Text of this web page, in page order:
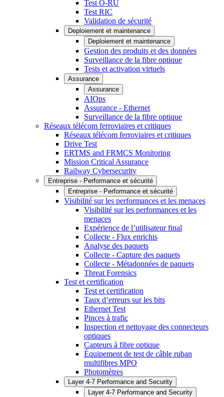
Test O-RU
Test RIC
Validation de sécurité
Deploiement et maintenance
Deploiement et maintenance
Gestion des produits et des données
Surveillance de la fibre optique
Tests et activation virtuels
Assurance
Assurance
AIOps
Assurance - Ethernet
Surveillance de la fibre optique
Réseaux télécom ferroviaires et critiques
Réseaux télécom ferroviaires et critiques
Drive Test
ERTMS and FRMCS Monitoring
Mission Critical Assurance
Railway Cybersecurity
Entreprise - Performance et sécurité
Entreprise - Performance et sécurité
Visibilité sur les performances et les menaces
Visibilité sur les performances et les
menaces
Expérience de l’utilisateur final
Collecte - Flux enrichis
Analyse des paquets
Collecte - Capture des paquets
Collecte - Métadonnées de paquets
Threat Forensics
Test et certification
Test et certification
Taux d’erreurs sur les bits
Ethernet Test
Pinces à trafic
Inspection et nettoyage des connecteurs
optiques
Capteurs à fibre optique
Équipement de test de câble ruban
multifibres MPO
Photomètres
Layer 4-7 Performance and Security
Layer 4-7 Performance and Security